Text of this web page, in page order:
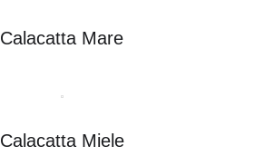
Calacatta Mare
Calacatta Miele